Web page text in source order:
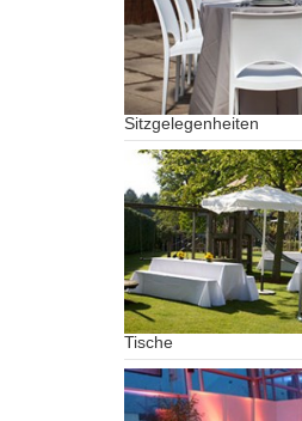
Sitzgelegenheiten
Tische